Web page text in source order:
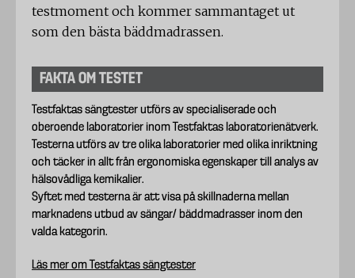
testmoment och kommer sammantaget ut
som den bästa bäddmadrassen.
FAKTA OM TESTET
Testfaktas sängtester utförs av specialiserade och
oberoende laboratorier inom Testfaktas laboratorienätverk.
Testerna utförs av tre olika laboratorier med olika inriktning
och täcker in allt från ergonomiska egenskaper till analys av
hälsovådliga kemikalier.
Syftet med testerna är att visa på skillnaderna mellan
marknadens utbud av sängar/ bäddmadrasser inom den
valda kategorin.
Läs mer om Testfaktas sängtester